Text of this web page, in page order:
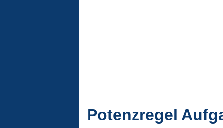
Potenzregel